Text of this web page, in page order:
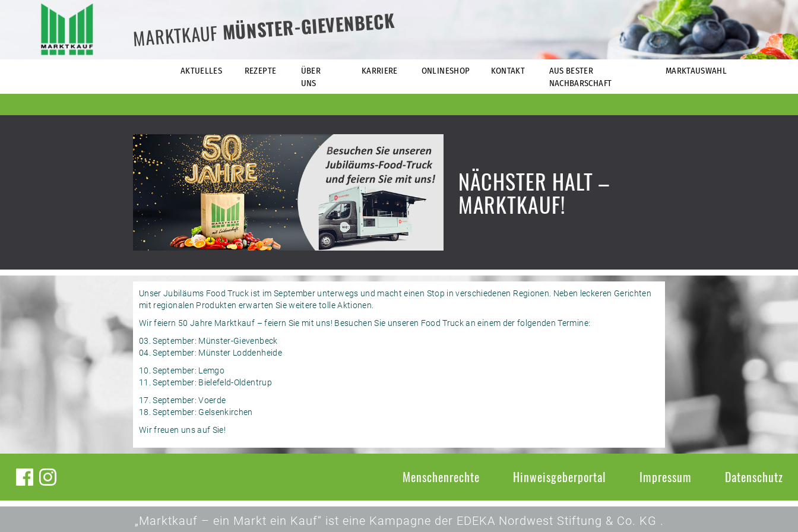
MARKTKAUFMÜNSTER-GIEVENBECK
AKTUELLES REZEPTE
ÜBER
UNS
KARRIERE ONLINESHOP KONTAKT
AUS BESTER
NACHBARSCHAFT
MARKTAUSWAHL
NÄCHSTER HALT –
MARKTKAUF!
Unser Jubiläums Food Truck ist im September unterwegs und macht einen Stop in verschiedenen Regionen. Neben leckeren Gerichten
mit regionalen Produkten erwarten Sie weitere tolle Aktionen.
Wir feiern 50 Jahre Marktkauf – feiern Sie mit uns! Besuchen Sie unseren Food Truck an einem der folgenden Termine:
03. September: Münster-Gievenbeck
04. September: Münster Loddenheide
10. September: Lemgo
11. September: Bielefeld-Oldentrup
17. September: Voerde
18. September: Gelsenkirchen
Wir freuen uns auf Sie!
Menschenrechte Hinweisgeberportal Impressum Datenschutz
„Marktkauf – ein Markt ein Kauf“ ist eine Kampagne der EDEKA Nordwest Stiftung & Co. KG .